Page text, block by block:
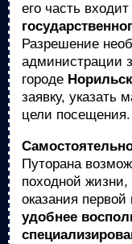
его часть
Разрешение
администрации
городе Норильск
заявку, указать
цели посещения.
Путорана
походной жизни,
оказания
удобнее